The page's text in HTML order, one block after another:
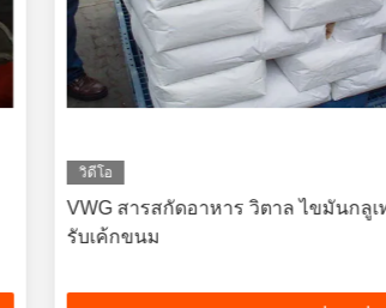
วิดีโอ
VWG สารสกัดอาหาร วิตาล ไขมันกลูเ
รับเค้กขนม